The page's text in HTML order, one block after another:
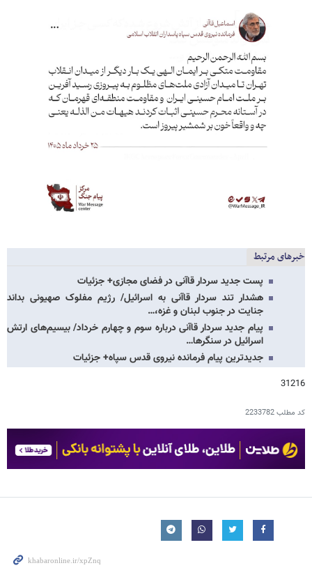
خبرهای مرتبط
پست جدید سردار قاآنی در فضای مجازی+ جزئیات
هشدار تند سردار قاآنی به اسرائیل/ رژیم مفلوک صهیونی بداند
جنایت در جنوب لبنان و غزه،…
پیام جدید سردار قاآنی درباره سوم و چهارم خرداد/ بیسیم‌های ارتش
اسرائیل در سنگرها…
جدیدترین پیام فرمانده نیروی قدس سپاه+ جزئیات
31216
کد مطلب2233782